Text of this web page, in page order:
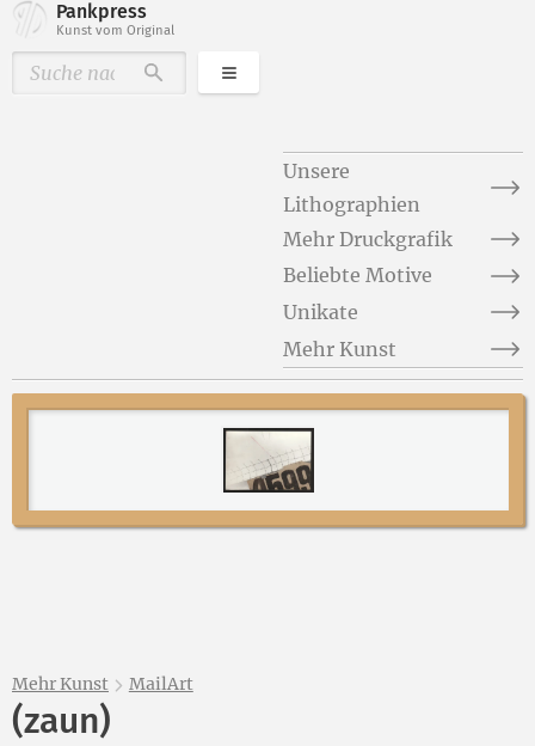
Pankpress
Kunst vom Original
DurchsuchenKategorien
Unsere
Lithographien
Mehr Druckgrafik
Beliebte Motive
Unikate
Mehr Kunst
Mehr Kunst MailArt
(zaun)